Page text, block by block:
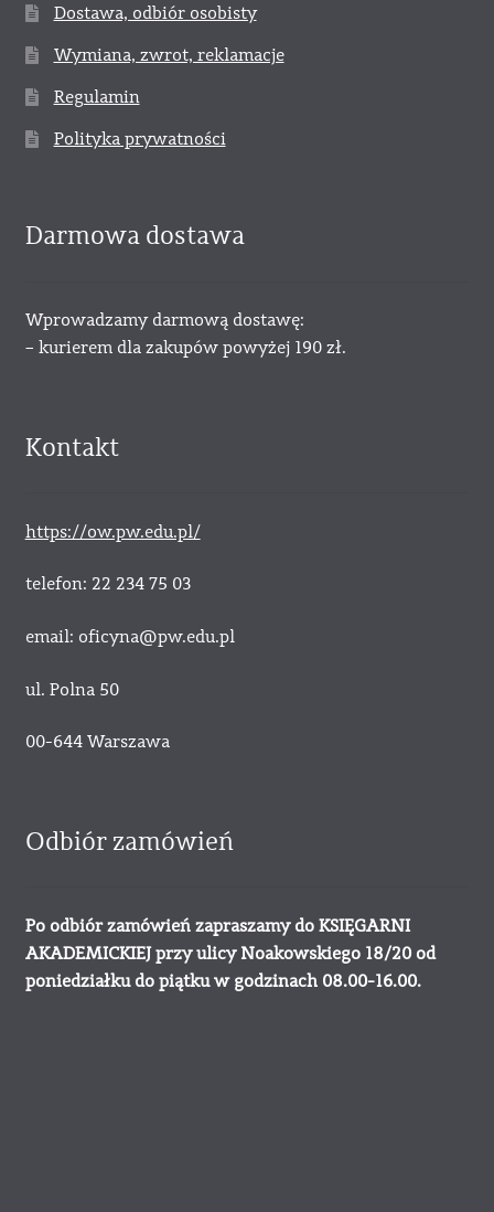
Dostawa, odbiór osobisty
Wymiana, zwrot, reklamacje
Regulamin
Polityka prywatności
Darmowa dostawa
Wprowadzamy darmową dostawę:
– kurierem dla zakupów powyżej 190 zł.
Kontakt
https://ow.pw.edu.pl/
telefon: 22 234 75 03
email: oficyna@pw.edu.pl
ul. Polna 50
00-644 Warszawa
Odbiór zamówień
Po odbiór zamówień zapraszamy do KSIĘGARNI
AKADEMICKIEJ przy ulicy Noakowskiego 18/20 od
poniedziałku do piątku w godzinach 08.00-16.00.